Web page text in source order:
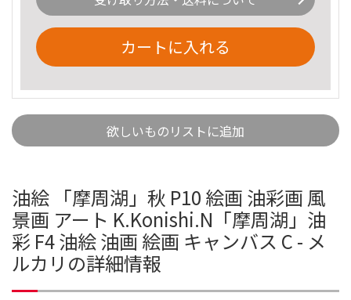
カートに入れる
欲しいものリストに追加
油絵 「摩周湖」秋 P10 絵画 油彩画 風
景画 アート K.Konishi.N「摩周湖」油
彩 F4 油絵 油画 絵画 キャンバス C - メ
ルカリの詳細情報